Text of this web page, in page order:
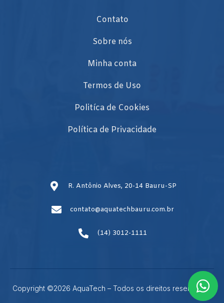
Contato
Sobre nós
Minha conta
Termos de Uso
Politíca de Cookies
Política de Privacidade
R. Antônio Alves, 20-14 Bauru-SP
contato@aquatechbauru.com.br
(14) 3012-1111
Copyright ©2026 AquaTech – Todos os direitos reservados.